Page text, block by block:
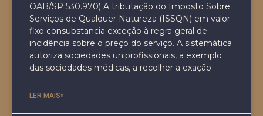
OAB/SP 530.970) A tributação do Imposto Sobre
Serviços de Qualquer Natureza (ISSQN) em valor
fixo consubstancia exceção à regra geral de
incidência sobre o preço do serviço. A sistemática
autoriza sociedades uniprofissionais, a exemplo
das sociedades médicas, a recolher a exação
LER MAIS»